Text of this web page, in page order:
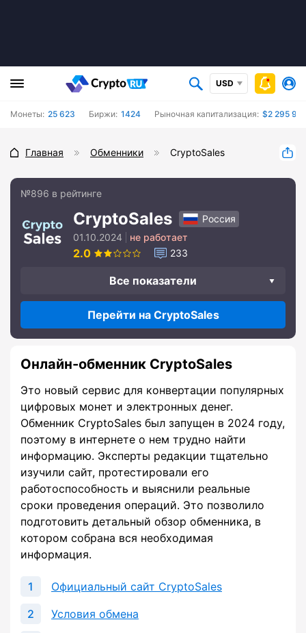
USD
Монеты: 25 623 Биржи: 1424 Рыночная капитализация: $2 295
Главная Обменники CryptoSales
№896 в рейтинге
CryptoSales
Россия
01.10.2024
не работает
2.0 233
Все показатели
Перейти на CryptoSales
Онлайн-обменник CryptoSales
Это новый сервис для конвертации популярных
цифровых монет и электронных денег.
Обменник CryptoSales был запущен в 2024 году,
поэтому в интернете о нем трудно найти
информацию. Эксперты редакции тщательно
изучили сайт, протестировали его
работоспособность и выяснили реальные
сроки проведения операций. Это позволило
подготовить детальный обзор обменника, в
котором собрана вся необходимая
информация.
Официальный сайт CryptoSales
Условия обмена